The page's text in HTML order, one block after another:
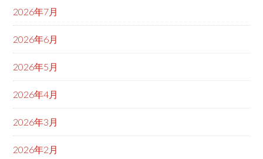
2026年7月
2026年6月
2026年5月
2026年4月
2026年3月
2026年2月